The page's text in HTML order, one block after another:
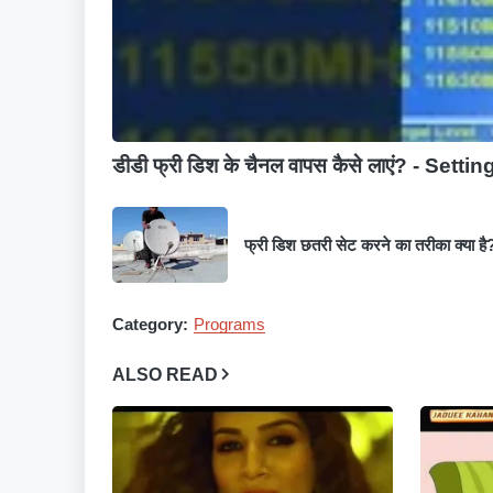
डीडी फ्री डिश के चैनल वापस कैसे लाएं? -
फ्री डिश छतरी सेट करने का तरीका क्या
Category: Programs
ALSO READ